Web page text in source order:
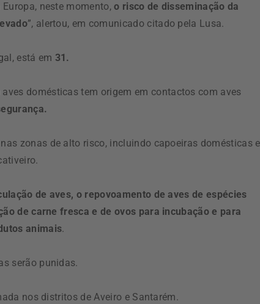
neste momento,o risco de disseminação da
”, alertou, em comunicado citado pela Lusa.
está em 31.
domésticas tem origem em contactos com aves
zonas de alto risco, incluindo capoeiras domésticas e
de aves, o repovoamento de aves de espécies
de carne fresca e de ovos para incubação e para
animais.
serão punidas.
nos distritos de Aveiro e Santarém.